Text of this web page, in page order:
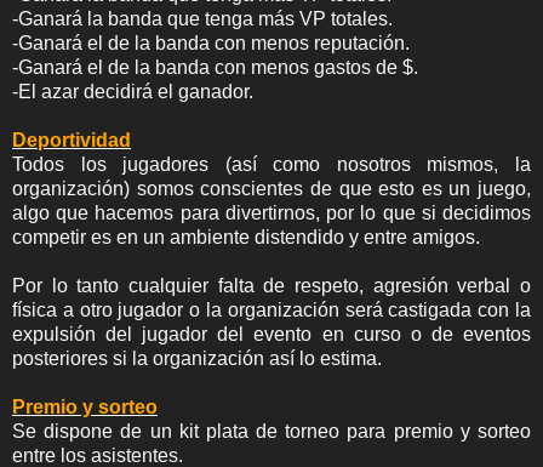
-Ganará la banda que tenga más VP totales.
-Ganará el de la banda con menos reputación.
-Ganará el de la banda con menos gastos de $.
-El azar decidirá el ganador.
Deportividad
Todos los jugadores (así como nosotros mismos, la
organización) somos conscientes de que esto es un juego,
algo que hacemos para divertirnos, por lo que si decidimos
competir es en un ambiente distendido y entre amigos.
Por lo tanto cualquier falta de respeto, agresión verbal o
física a otro jugador o la organización será castigada con la
expulsión del jugador del evento en curso o de eventos
posteriores si la organización así lo estima.
Premio y sorteo
Se dispone de un kit plata de torneo para premio y sorteo
entre los asistentes.